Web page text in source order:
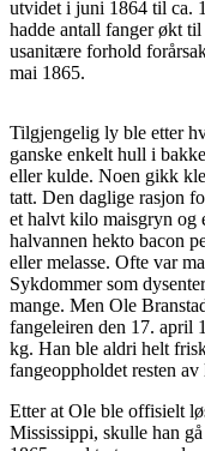
utvidet i juni 1864 til ca.
hadde antall fanger økt
usanitære forhold
mai 1865.
Tilgjengelig ly ble etter
ganske enkelt hull i
eller kulde. Noen gikk
tatt. Den daglige rasjon
et halvt kilo maisgryn og
halvannen hekto bacon
eller melasse. Ofte var
Sykdommer som
mange. Men Ole
fangeleiren den 17. april
kg. Han ble aldri helt
fangeoppholdet resten av
Etter at Ole ble offisielt
Mississippi, skulle han